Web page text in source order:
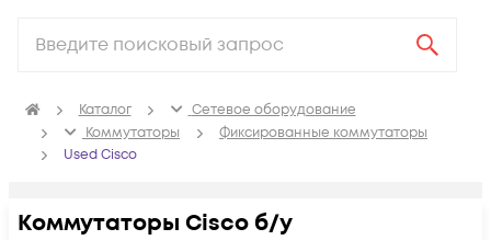
Каталог
Сетевое оборудование
Коммутаторы
Фиксированные коммутаторы
Used Cisco
Коммутаторы Cisco б/у